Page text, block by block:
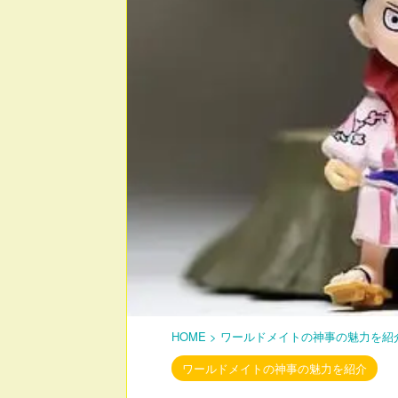
HOME > ワールドメイトの神事の魅力を紹
ワールドメイトの神事の魅力を紹介